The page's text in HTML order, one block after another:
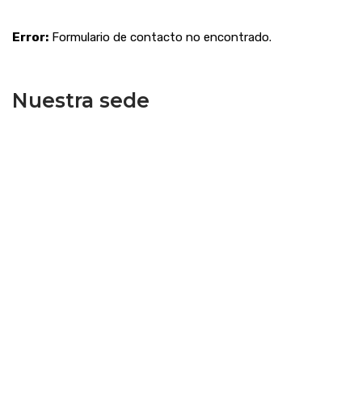
Error: Formulario de contacto no encontrado.
Nuestra sede